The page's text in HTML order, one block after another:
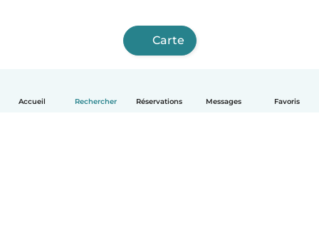
Accueil Rechercher Réservations Messages Favoris
Carte